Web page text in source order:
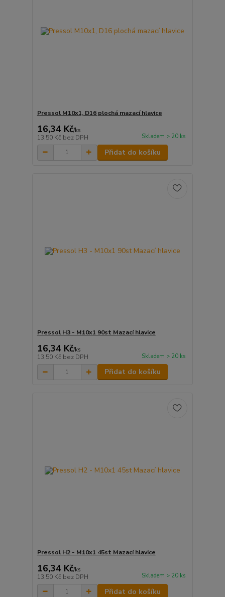
Pressol M10x1, D16 plochá mazací hlavice
16,34 Kč/ks
13,50 Kč bez DPH Skladem > 20 ks
Přidat do košíku
Pressol H3 - M10x1 90st Mazací hlavice
16,34 Kč/ks
13,50 Kč bez DPH Skladem > 20 ks
Přidat do košíku
Pressol H2 - M10x1 45st Mazací hlavice
16,34 Kč/ks
13,50 Kč bez DPH Skladem > 20 ks
Přidat do košíku